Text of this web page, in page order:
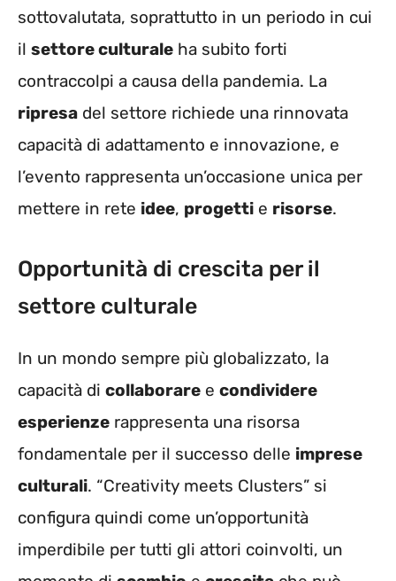
sottovalutata, soprattutto in un periodo in cui
il settore culturale ha subito forti
contraccolpi a causa della pandemia. La
ripresa del settore richiede una rinnovata
capacità di adattamento e innovazione, e
l’evento rappresenta un’occasione unica per
mettere in rete idee, progetti e risorse.
Opportunità di crescita per il
settore culturale
In un mondo sempre più globalizzato, la
capacità di collaborare e condividere
esperienze rappresenta una risorsa
fondamentale per il successo delle imprese
culturali. “Creativity meets Clusters” si
configura quindi come un’opportunità
imperdibile per tutti gli attori coinvolti, un